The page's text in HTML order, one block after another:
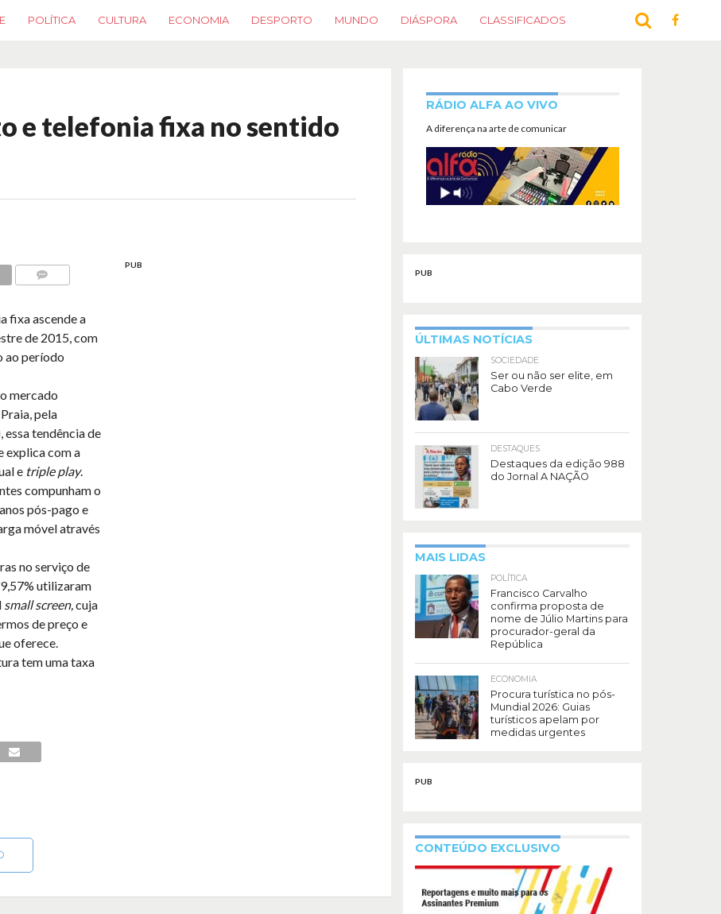
POLÍTICA CULTURA ECONOMIA DESPORTO MUNDO DIÁSPORA CLASSIFICADOS
e telefonia fixa no sentido
fixa ascende a
de 2015, com
ao período
mercado
pela
tendência de
explica com a
e triple play.
compunham o
pós-pago e
móvel através
no serviço de
utilizaram
small screen,cuja
de preço e
oferece.
tem uma taxa
PUB
RÁDIO ALFA AO VIVO
A diferença na arte de comunicar
PUB
ÚLTIMAS NOTÍCIAS
SOCIEDADE
Ser ou não ser elite, em
Cabo Verde
DESTAQUES
Destaques da edição 988
do Jornal A NAÇÃO
MAIS LIDAS
POLÍTICA
Francisco Carvalho
confirma proposta de
nome de Júlio Martins para
procurador-geral da
República
ECONOMIA
Procura turística no pós-
Mundial 2026: Guias
turísticos apelam por
medidas urgentes
PUB
CONTEÚDO EXCLUSIVO